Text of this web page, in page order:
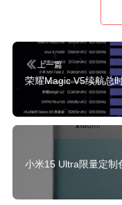
上一篇
荣耀Magic V5续航总
小米15 Ultra限量定制